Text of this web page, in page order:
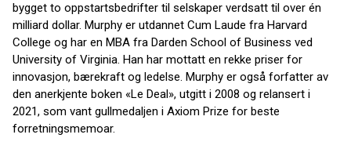
bygget to oppstartsbedrifter til selskaper verdsatt til over én
milliard dollar. Murphy er utdannet Cum Laude fra Harvard
College og har en MBA fra Darden School of Business ved
University of Virginia. Han har mottatt en rekke priser for
innovasjon, bærekraft og ledelse. Murphy er også forfatter av
den anerkjente boken «Le Deal», utgitt i 2008 og relansert i
2021, som vant gullmedaljen i Axiom Prize for beste
forretningsmemoar.